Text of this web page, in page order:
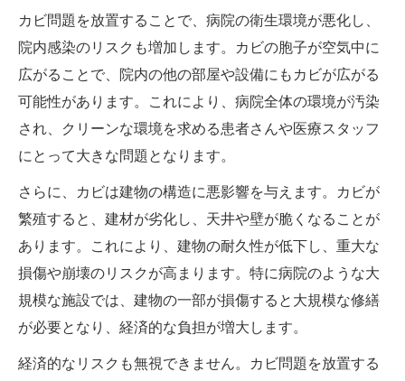
カビ問題を放置することで、病院の衛生環境が悪化し、
院内感染のリスクも増加します。カビの胞子が空気中に
広がることで、院内の他の部屋や設備にもカビが広がる
可能性があります。これにより、病院全体の環境が汚染
され、クリーンな環境を求める患者さんや医療スタッフ
にとって大きな問題となります。
さらに、カビは建物の構造に悪影響を与えます。カビが
繁殖すると、建材が劣化し、天井や壁が脆くなることが
あります。これにより、建物の耐久性が低下し、重大な
損傷や崩壊のリスクが高まります。特に病院のような大
規模な施設では、建物の一部が損傷すると大規模な修繕
が必要となり、経済的な負担が増大します。
経済的なリスクも無視できません。カビ問題を放置する